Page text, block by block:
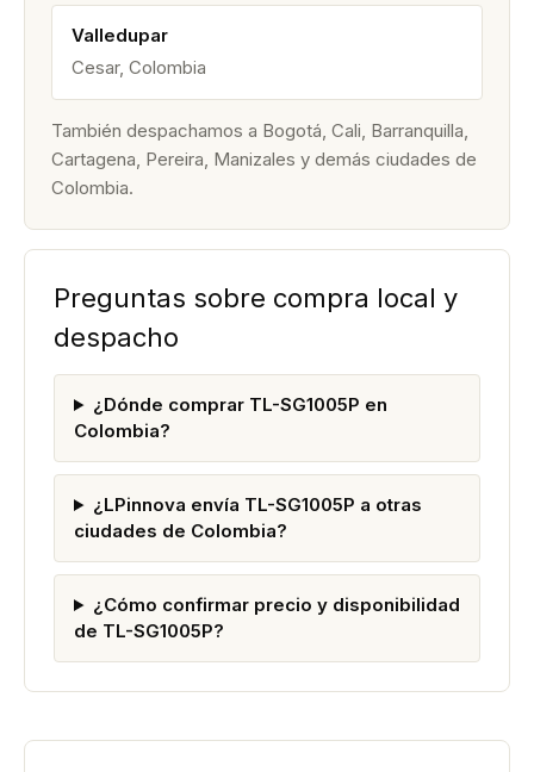
Valledupar
Cesar, Colombia
También despachamos a Bogotá, Cali, Barranquilla,
Cartagena, Pereira, Manizales y demás ciudades de
Colombia.
Preguntas sobre compra local y
despacho
¿Dónde comprar TL-SG1005P en
Colombia?
¿LPinnova envía TL-SG1005P a otras
ciudades de Colombia?
¿Cómo confirmar precio y disponibilidad
de TL-SG1005P?